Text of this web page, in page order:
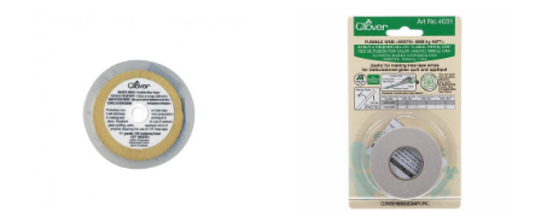
panier
au
panier